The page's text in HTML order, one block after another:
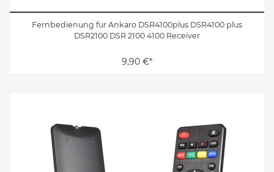
Fernbedienung für Ankaro DSR4100plus DSR4100 plus
DSR2100 DSR 2100 4100 Receiver
9,90 €*